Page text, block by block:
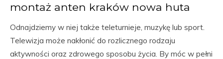
montaż anten kraków nowa huta
Odnajdziemy w niej także teleturnieje, muzykę lub sport.
Telewizja może nakłonić do rozlicznego rodzaju
aktywności oraz zdrowego sposobu życia. By móc w pełni